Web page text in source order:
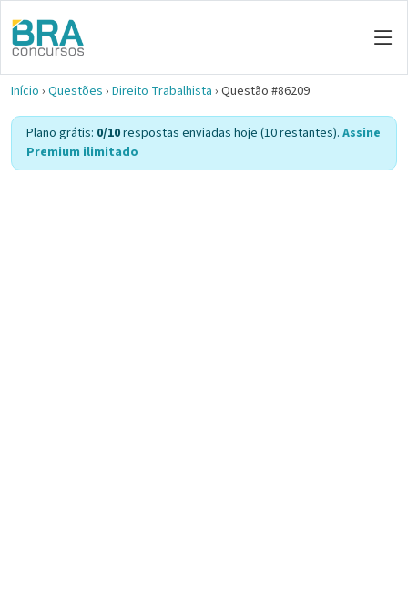
Início › Questões › Direito Trabalhista › Questão #86209
Plano grátis: 0/10respostas enviadas hoje (10 restantes). Assine
Premium ilimitado